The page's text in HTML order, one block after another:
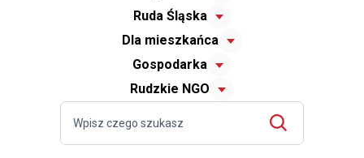
Ruda Śląska
Dla mieszkańca
Gospodarka
Rudzkie NGO